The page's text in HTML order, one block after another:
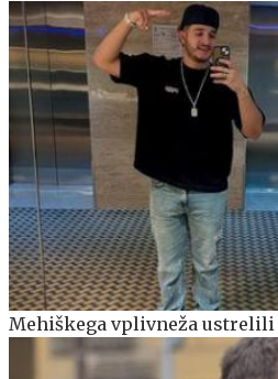
Mehiškega vplivneža ustrelili